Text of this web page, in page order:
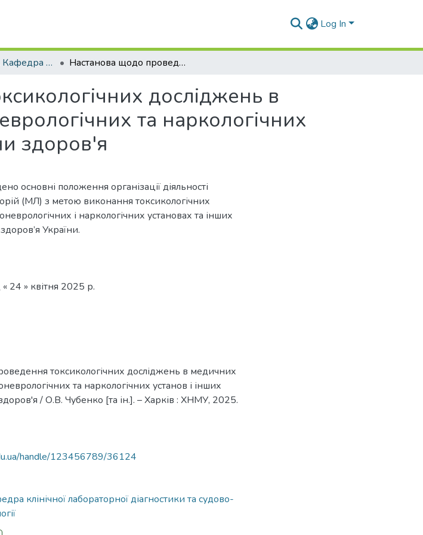
Log In
Наукові праці. Кафедра клінічної лабораторної діагностики та судово-медичної токсикології Настанова щодо проведення токсикологічних досліджень в медичних лабораторіях психоневрологічних та наркологічних установ і інших закладів охорони здоров'я
досліджень в
та наркологічних
здоров'я
основні положення організації діяльності
(МЛ) з метою виконання токсикологічних
і наркологічних установах та інших
України.
24 » квітня 2025 р.
токсикологічних досліджень в медичних
та наркологічних установ і інших
/ О.В. Чубенко [та ін.]. – Харків : ХНМУ, 2025.
handle/123456789/36124
клінічної лабораторної діагностики та судово-